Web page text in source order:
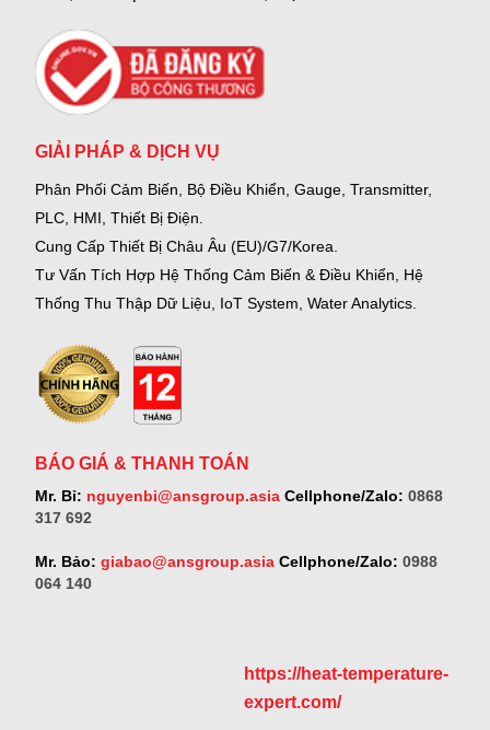
GIẢI PHÁP & DỊCH VỤ
Phân Phối Cảm Biến, Bộ Điều Khiển, Gauge, Transmitter,
PLC, HMI, Thiết Bị Điện.
Cung Cấp Thiết Bị Châu Âu (EU)/G7/Korea.
Tư Vấn Tích Hợp Hệ Thống Cảm Biến & Điều Khiển, Hệ
Thống Thu Thập Dữ Liệu, IoT System, Water Analytics.
BÁO GIÁ & THANH TOÁN
Mr. Bỉ: nguyenbi@ansgroup.asiaCellphone/Zalo: 0868
317 692
Mr. Bảo: giabao@ansgroup.asiaCellphone/Zalo: 0988
064 140
https://heat-temperature-
expert.com/